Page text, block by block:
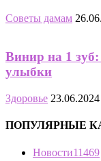
Советы дамам
Винир на 1 зуб:
улыбки
Здоровье 23.06.2024
ПОПУЛЯРНЫЕ
Новости11469